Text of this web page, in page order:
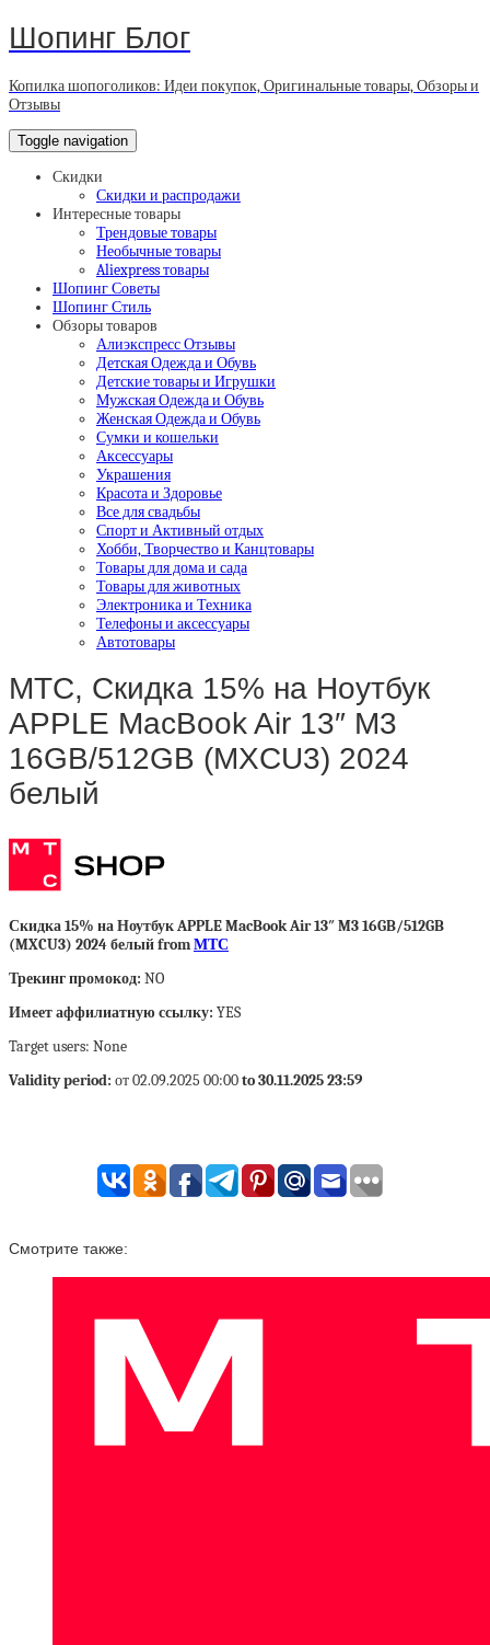
Шопинг Блог
Копилка шопоголиков: Идеи покупок, Оригинальные товары, Обзоры и
Отзывы
Toggle navigation
Скидки
Скидки и распродажи
Интересные товары
Трендовые товары
Необычные товары
Aliexpress товары
Шопинг Советы
Шопинг Стиль
Обзоры товаров
Алиэкспресс Отзывы
Детская Одежда и Обувь
Детские товары и Игрушки
Мужская Одежда и Обувь
Женская Одежда и Обувь
Сумки и кошельки
Аксессуары
Украшения
Красота и Здоровье
Все для свадьбы
Спорт и Активный отдых
Хобби, Творчество и Канцтовары
Товары для дома и сада
Товары для животных
Электроника и Техника
Телефоны и аксессуары
Автотовары
МТС, Скидка 15% на Ноутбук
APPLE MacBook Air 13″ M3
16GB/512GB (MXCU3) 2024
белый
Скидка 15% на Ноутбук APPLE MacBook Air 13″ M3 16GB/512GB
(MXCU3) 2024 белый fromМТС
Трекинг промокод: NO
Имеет аффилиатную ссылку: YES
Target users: None
Validity period: от 02.09.2025 00:00to 30.11.2025 23:59
Смотрите также: